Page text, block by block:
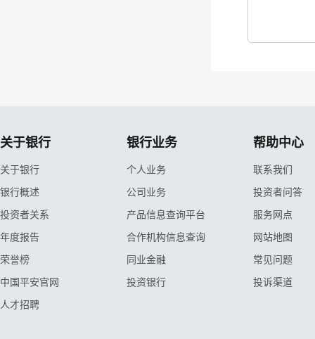
关于银行
关于银行
银行概述
投资者关系
年度报告
荣誉榜
中国平安官网
人才招聘
银行业务
个人业务
公司业务
产品信息查询平台
合作机构信息查询
同业金融
投资银行
帮助中心
联系我们
投资者问答
服务网点
网站地图
常见问题
投诉渠道